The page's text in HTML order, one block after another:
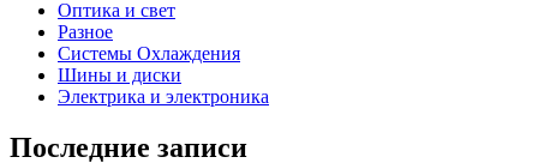
Оптика и свет
Разное
Системы Охлаждения
Шины и диски
Электрика и электроника
Последние записи